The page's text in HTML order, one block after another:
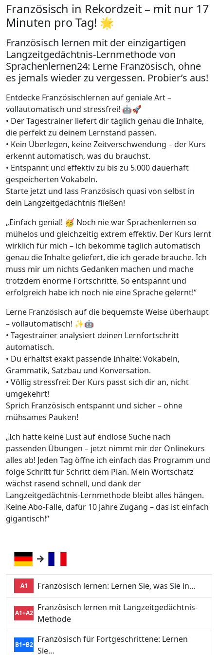
Französisch in Rekordzeit – mit nur 17
Minuten pro Tag! 🌟
Französisch lernen mit der einzigartigen
Langzeitgedächtnis-Lernmethode von
Sprachenlernen24: Lerne Französisch, ohne
es jemals wieder zu vergessen. Probier’s aus!
Entdecke Französischlernen auf geniale Art –
vollautomatisch und stressfrei! 🤖🚀
• Der Tagestrainer liefert dir täglich genau die Inhalte,
die perfekt zu deinem Lernstand passen.
• Kein Überlegen, keine Zeitverschwendung – der Kurs
erkennt automatisch, was du brauchst.
• Entspannt und effektiv zu bis zu 5.000 dauerhaft
gespeicherten Vokabeln.
Starte jetzt und lass Französisch quasi von selbst in
dein Langzeitgedächtnis fließen!
„Einfach genial! 🥳 Noch nie war Sprachenlernen so
mühelos und gleichzeitig extrem effektiv. Der Kurs lernt
wirklich für mich – ich bekomme täglich automatisch
genau die Inhalte geliefert, die ich gerade brauche. Ich
muss mir um nichts Gedanken machen und mache
trotzdem enorme Fortschritte. So entspannt und
erfolgreich habe ich noch nie eine Sprache gelernt!“
Lerne Französisch auf die bequemste Weise überhaupt
– vollautomatisch! ✨🤖
• Tagestrainer analysiert deinen Lernfortschritt
automatisch.
• Du erhältst exakt passende Inhalte: Vokabeln,
Grammatik, Satzbau und Konversation.
• Völlig stressfrei: Der Kurs passt sich dir an, nicht
umgekehrt!
Sprich Französisch entspannt und sicher – ohne
mühsames Pauken!
„Ich hatte keine Lust auf endlose Suche nach
passenden Übungen – jetzt nimmt mir der Onlinekurs
alles ab! Jeden Tag öffne ich einfach das Programm und
folge Schritt für Schritt dem Plan. Mein Wortschatz
wächst rasend schnell, und dank der
Langzeitgedächtnis-Lernmethode bleibt alles hängen.
Keine Abo-Falle, dafür 10 Jahre Zugang – das ist einfach
gigantisch!“
A1 Französisch lernen: Lernen Sie, was Sie in…
A1+A2
Französisch lernen mit Langzeitgedächtnis-
Methode
B1+B2
Französisch für Fortgeschrittene: Lernen
Sie…